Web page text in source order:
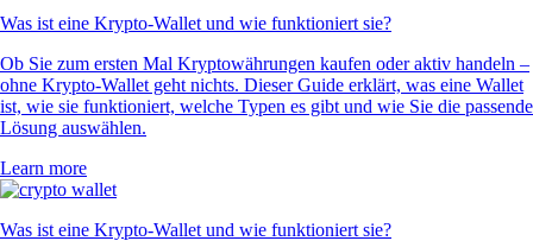
Was ist eine Krypto-Wallet und wie funktioniert sie?
Ob Sie zum ersten Mal Kryptowährungen kaufen oder aktiv handeln –
ohne Krypto-Wallet geht nichts. Dieser Guide erklärt, was eine Wallet
ist, wie sie funktioniert, welche Typen es gibt und wie Sie die passende
Lösung auswählen.
Learn more
Was ist eine Krypto-Wallet und wie funktioniert sie?